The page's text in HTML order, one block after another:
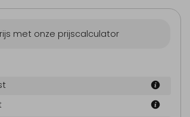
met onze prijscalculator